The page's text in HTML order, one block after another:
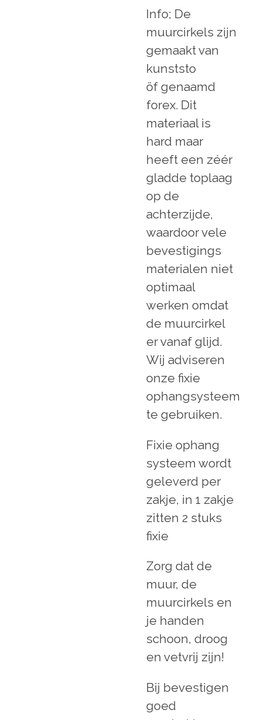
Info; De
muurcirkels zijn
gemaakt van
kunststo
öf genaamd
forex. Dit
materiaal is
hard maar
heeft een zéér
gladde toplaag
op de
achterzijde,
waardoor vele
bevestigings
materialen niet
optimaal
werken omdat
de muurcirkel
er vanaf glijd.
Wij adviseren
onze fixie
ophangsysteem
te gebruiken.
Fixie ophang
systeem wordt
geleverd per
zakje, in 1 zakje
zitten 2 stuks
fixie
Zorg dat de
muur, de
muurcirkels en
je handen
schoon, droog
en vetvrij zijn!
Bij bevestigen
goed